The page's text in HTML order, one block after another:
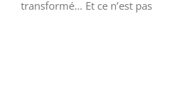
transformé… Et ce n’est pas